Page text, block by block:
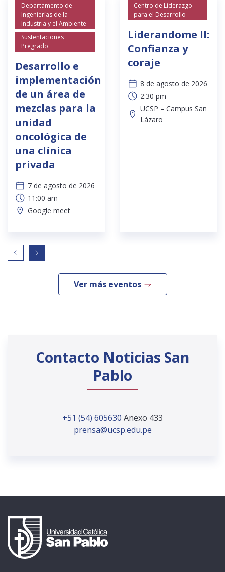
Departamento de
Ingenierías de la
Industria y el Ambiente
Sustentaciones
Pregrado
Desarrollo e
implementación
de un área de
mezclas para la
unidad
oncológica de
una clínica
privada
7 de agosto de 2026
11:00 am
Google meet
Centro de Liderazgo
para el Desarrollo
Liderandome II:
Confianza y
coraje
8 de agosto de 2026
2:30 pm
UCSP – Campus San
Lázaro
Ver más eventos
Contacto Noticias San
Pablo
+51 (54) 605630 Anexo 433
prensa@ucsp.edu.pe